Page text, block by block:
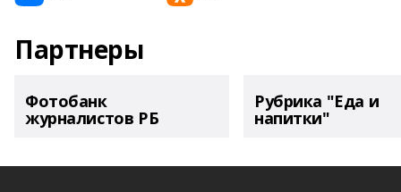
Партнеры
Фотобанк
журналистов РБ
Рубрика "Еда и
напитки"